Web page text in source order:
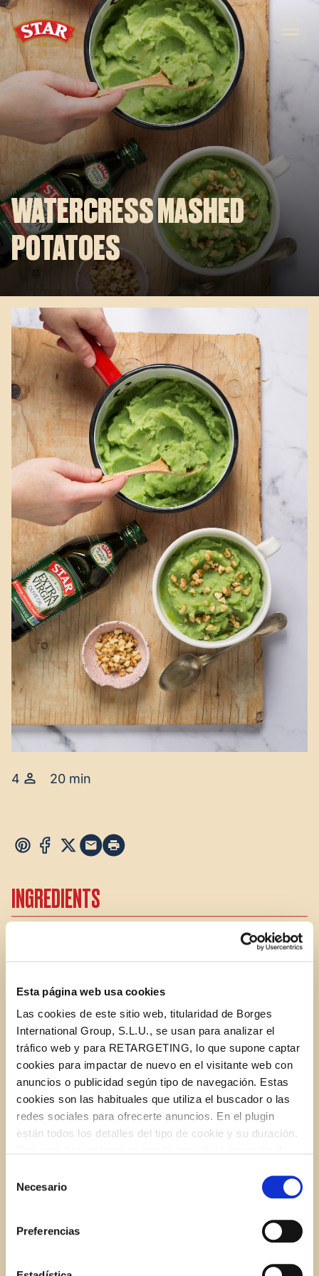
Esta página web usa cookies
Las cookies de este sitio web, titularidad de Borges
International Group, S.L.U., se usan para analizar el
tráfico web y para RETARGETING, lo que supone captar
cookies para impactar de nuevo en el visitante web con
anuncios o publicidad según tipo de navegación. Estas
cookies son las habituales que utiliza el buscador o las
redes sociales para ofrecerte anuncios. En el plugin
están todos los detalles del tipo de cookie y su duración.
la web aparece cómo evitar las cookies en el navegador.
Si se desea ver otra vez esta notificación navegar en
privado y aparecerá de nuevo. Le informamos que aún
no habiendo aceptado las cookies de analytics, Google
identifican de ninguna forma.
Necesario
Preferencias
Skip to content
WATERCRESS MASHED
POTATOES
4 20 min
INGREDIENTS
1 large leek
1 tablespoon butter
1.7 oz Borges Natura walnut milk
4 large potatoes
2.8 oz crushed walnuts